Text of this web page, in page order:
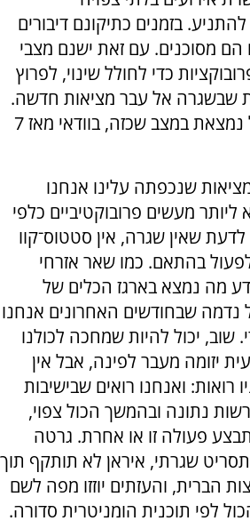
בזמנים כתיקונם דיבורים
הם מסוכנים. עם זאת ישנם מצבי
כדי לחולל שינוי, לפרוץ
שבשגרה אל עבר מציאות חדשה.
נדמה שמדינת ישראל נמצאת במצב שכזה, בוודאי מאז 7
שנכפתה עלינו אנחנו
מעשים פרובוקטיביים כלפי
לדעת שאין שגרה, אין סטטוס־קוו
לפעול בהתאם. כמו שאר אזרחי
מה נמצא בארגז הכלים של
שבחודשים האחרונים אנחנו
שוב, יכול להיות שמחכה לכולנו
יזומה מעבר לפינה, אבל אין
ואנחנו רואים שבישיבות
נתונה ובהמשך הכול צפוי,
פעולה זו או אחרת. גרטה
שגרתי, איראן לא תותקף תוך
הברית, והעזתים יוזזו מפה לשם
לפי תוכנית הומניטרית סדורה.